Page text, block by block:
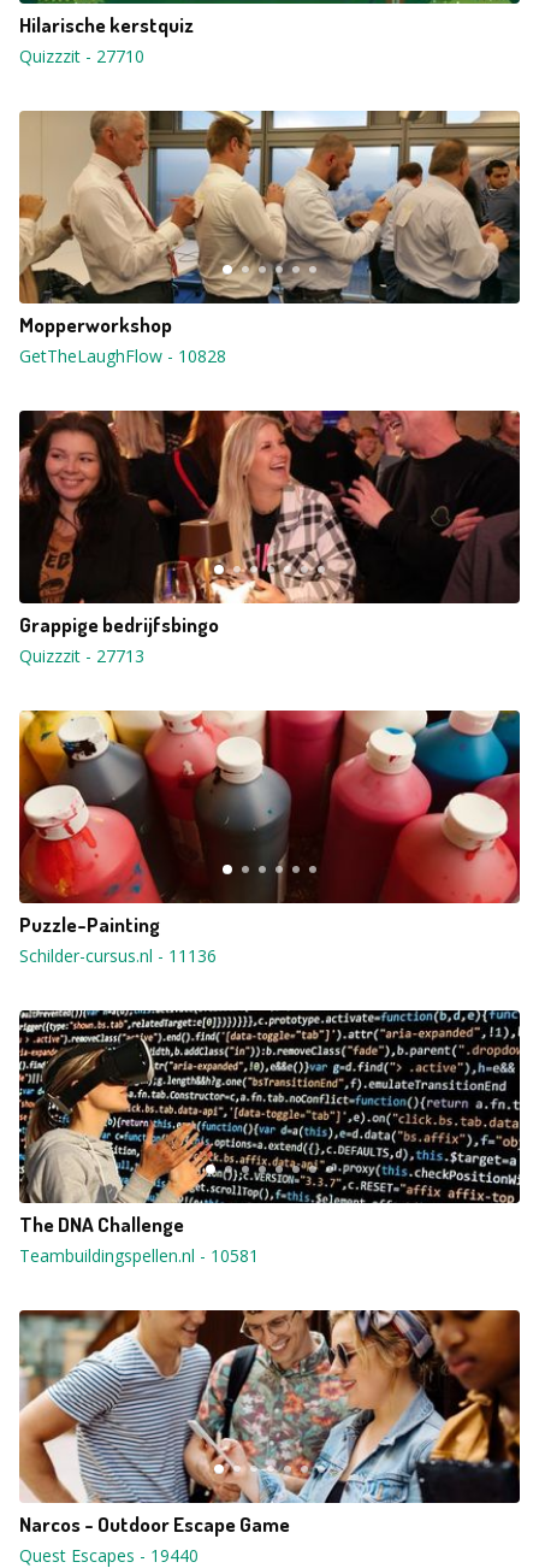
Hilarische kerstquiz
Quizzzit - 27710
Mopperworkshop
GetTheLaughFlow - 10828
Grappige bedrijfsbingo
Quizzzit - 27713
Puzzle-Painting
Schilder-cursus.nl - 11136
The DNA Challenge
Teambuildingspellen.nl - 10581
Narcos - Outdoor Escape Game
Quest Escapes - 19440